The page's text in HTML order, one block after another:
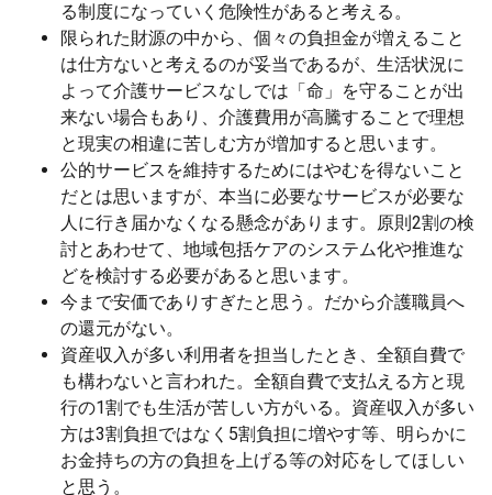
る制度になっていく危険性があると考える。
限られた財源の中から、個々の負担金が増えること
は仕方ないと考えるのが妥当であるが、生活状況に
よって介護サービスなしでは「命」を守ることが出
来ない場合もあり、介護費用が高騰することで理想
と現実の相違に苦しむ方が増加すると思います。
公的サービスを維持するためにはやむを得ないこと
だとは思いますが、本当に必要なサービスが必要な
人に行き届かなくなる懸念があります。原則2割の検
討とあわせて、地域包括ケアのシステム化や推進な
どを検討する必要があると思います。
今まで安価でありすぎたと思う。だから介護職員へ
の還元がない。
資産収入が多い利用者を担当したとき、全額自費で
も構わないと言われた。全額自費で支払える方と現
行の1割でも生活が苦しい方がいる。資産収入が多い
方は3割負担ではなく5割負担に増やす等、明らかに
お金持ちの方の負担を上げる等の対応をしてほしい
と思う。